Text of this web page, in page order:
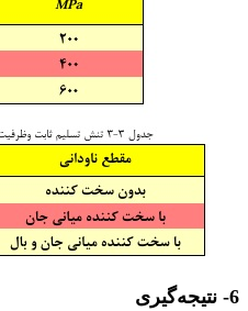
6- نتیجه‌گیری